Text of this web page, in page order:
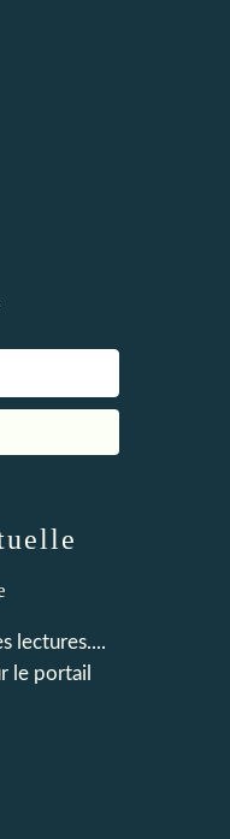
lectures....
le portail